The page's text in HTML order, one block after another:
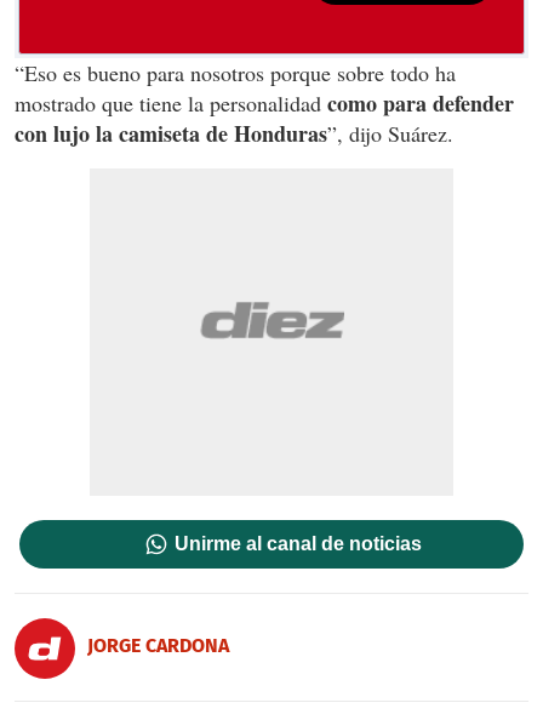
“Eso es bueno para nosotros porque sobre todo ha
mostrado que tiene la personalidad como para defender
con lujo la camiseta de Honduras”, dijo Suárez.
Unirme al canal de noticias
JORGE CARDONA